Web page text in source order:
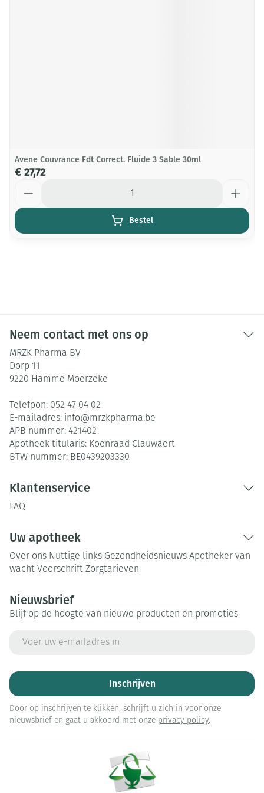
Avene Couvrance Fdt Correct. Fluide 3 Sable 30ml
€ 27,72
Bestel
Neem contact met ons op
MRZK Pharma BV
Dorp 11
9220 Hamme Moerzeke
Telefoon: 052 47 04 02
E-mailadres: info@mrzkpharma.be
APB nummer: 421402
Apotheek titularis: Koenraad Clauwaert
BTW nummer: BE0439203330
Klantenservice
FAQ
Uw apotheek
Over ons Nuttige links Gezondheidsnieuws Apotheker van
wacht Voorschrift Zorgtarieven
Nieuwsbrief
Blijf op de hoogte van nieuwe producten en promoties
Inschrijven
Door op inschrijven te klikken, schrijft u zich in voor onze
nieuwsbrief en gaat u akkoord met onze privacy policy.